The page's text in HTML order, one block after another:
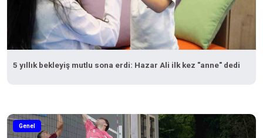
5 yıllık bekleyiş mutlu sona erdi: Hazar Ali ilk kez "anne" dedi
Genel